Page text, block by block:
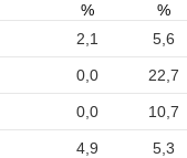
%
%
2,1 5,6
0,0 22,7
0,0 10,7
4,9 5,3